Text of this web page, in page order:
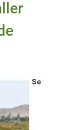
Se